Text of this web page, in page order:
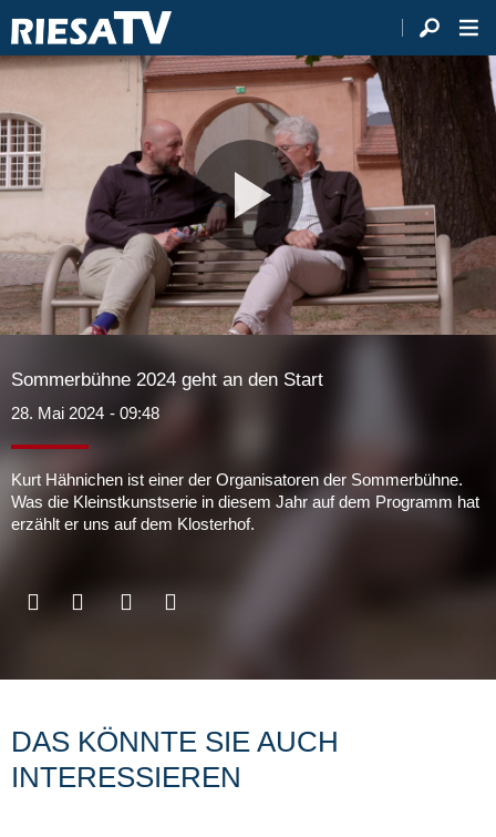
Video
Sommerbühne 2024 geht an den Start
28. Mai 2024 - 09:48
Kurt Hähnichen ist einer der Organisatoren der Sommerbühne.
Was die Kleinstkunstserie in diesem Jahr auf dem Programm hat
erzählt er uns auf dem Klosterhof.
DAS KÖNNTE SIE AUCH
INTERESSIEREN